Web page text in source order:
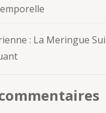
: La Meringue